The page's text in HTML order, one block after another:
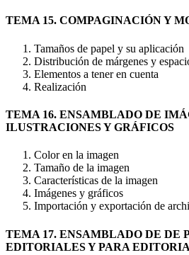
TEMA 15. COMPAGINACIÓN Y
Tamaños de papel y su aplicación
Distribución de márgenes y
Elementos a tener en cuenta
Realización
TEMA 16. ENSAMBLADO DE
ILUSTRACIONES Y GRÁFICOS
Color en la imagen
Tamaño de la imagen
Características de la imagen
Imágenes y gráficos
Importación y exportación de
TEMA 17. ENSAMBLADO DE DE
EDITORIALES Y PARA